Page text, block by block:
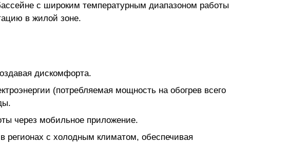
с широким температурным диапазоном работы
в жилой зоне.
дискомфорта.
(потребляемая мощность на обогрев всего
через мобильное приложение.
регионах с холодным климатом, обеспечивая